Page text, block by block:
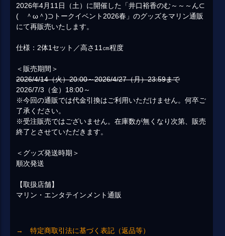
2026年4月11日（土）に開催した「井口裕香のむ～～～ん⊂
( ＾ω＾)⊃トークイベント2026春」のグッズをマリン通販
にて再販売いたします。
仕様：2体1セット／高さ11㎝程度
＜販売期間＞
2026/4/14（火）20:00～2026/4/27（月）23:59まで
2026/7/3（金）18:00～
※今回の通販では代金引換はご利用いただけません。何卒ご
了承ください。
※受注販売ではございません。在庫数が無くなり次第、販売
終了とさせていただきます。
＜グッズ発送時期＞
順次発送
【取扱店舗】
マリン・エンタテインメント通販
→ 特定商取引法に基づく表記（返品等）